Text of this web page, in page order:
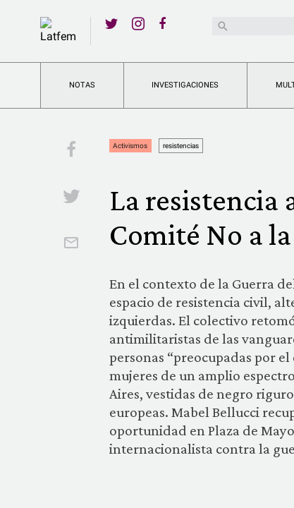
YouTubeBuscar:
NOTAS INVESTIGACIONES
Facebook
Twitter
Email
Activismos resistencias
La
Comité No a
En el contexto de la Guerra
espacio de resistencia civil,
izquierdas. El colectivo
antimilitaristas de las
personas “preocupadas por
mujeres de un amplio
Aires, vestidas de negro
europeas. Mabel Bellucci
oportunidad en Plaza de
internacionalista contra la